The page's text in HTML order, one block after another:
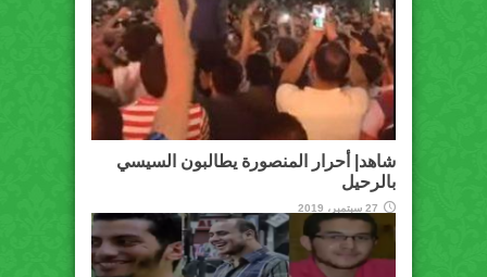
شاهد| أحرار المنصورة يطالبون السيسي
بالرحيل
27 سبتمبر، 2019